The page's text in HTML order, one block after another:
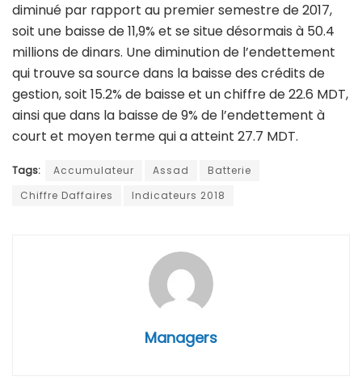
diminué par rapport au premier semestre de 2017,
soit une baisse de 11,9% et se situe désormais à 50.4
millions de dinars. Une diminution de l’endettement
qui trouve sa source dans la baisse des crédits de
gestion, soit 15.2% de baisse et un chiffre de 22.6 MDT,
ainsi que dans la baisse de 9% de l’endettement à
court et moyen terme qui a atteint 27.7 MDT.
Tags: Accumulateur Assad
Batterie
Chiffre Daffaires
Indicateurs 2018
Managers